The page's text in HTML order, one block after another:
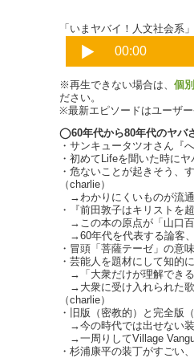
「いまヤバイ！人文社会系
※再生できない場合は、 個
ださい。
※最新エピソードはユーザ
◯60年代から80年代のヤバ
・サンキュータツオさん『
・初めてLifeを聞いた時に
・危ないことが起きそう、
（charlie）
→わかりにくいものが流
・『前田敦子はキリストを
→この本の原点が「山口百
→60年代を代表する論客
・冒頭「菩薩テーゼ」の意
・芸能人を題材にして知的
→「大衆だけが理解でき
→大衆に受け入れられた
（charlie）
・旧版（密教的）と完全版
→今の時代では出せない
→一周りしてVillage
・杉浦康平の装丁がすごい